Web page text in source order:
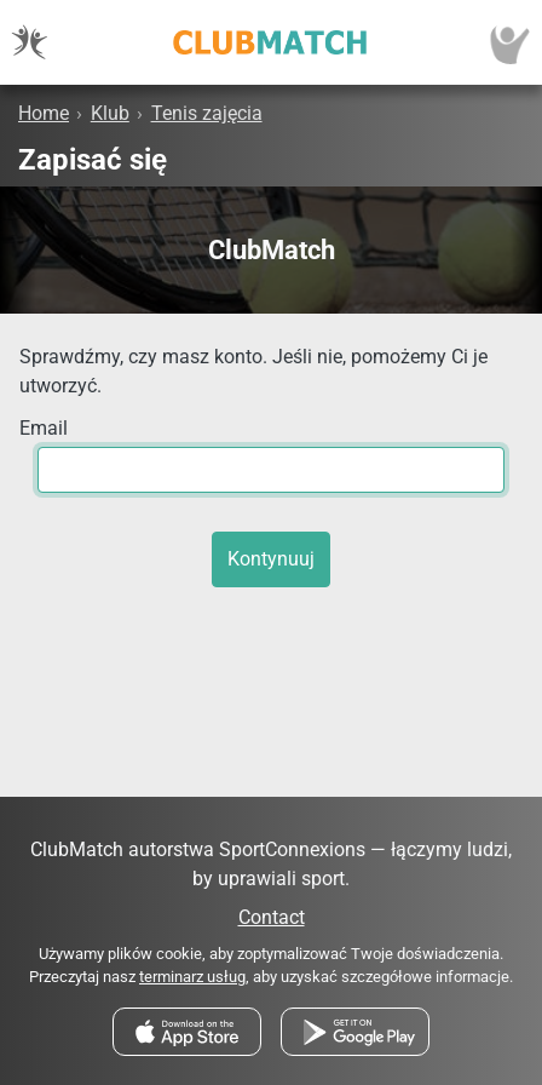
Home › Klub › Tenis zajęcia
Zapisać się
ClubMatch
Sprawdźmy, czy masz konto. Jeśli nie, pomożemy Ci je
utworzyć.
Email
Kontynuuj
ClubMatch autorstwa SportConnexions — łączymy ludzi,
by uprawiali sport.
Contact
Używamy plików cookie, aby zoptymalizować Twoje doświadczenia.
Przeczytaj nasz terminarz usług, aby uzyskać szczegółowe informacje.